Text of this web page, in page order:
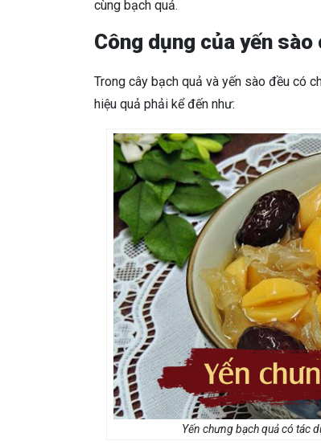
cùng bạch quả.
Công dụng của yến sào
Trong cây bạch quả và yến sào đều có
hiệu quả phải kể đến như:
Yến chưng bạch quả có tác